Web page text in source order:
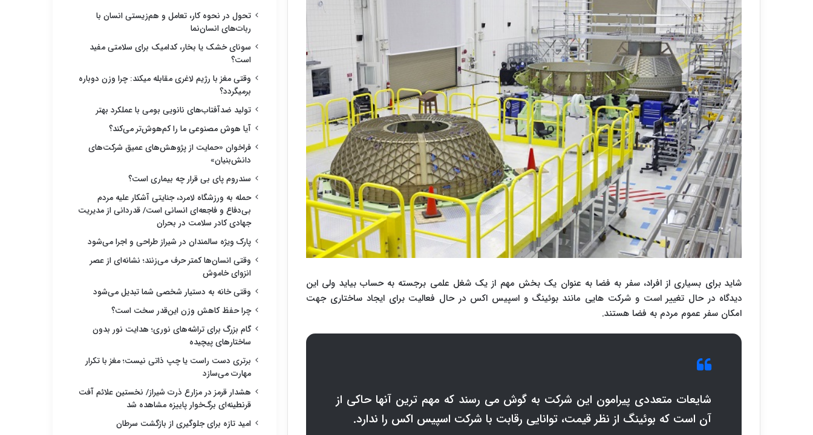
شاید برای بسیاری از افراد، سفر به فضا به عنوان یک بخش مهم از یک شغل علمی برجسته به حساب بیاید ولی این
دیدگاه در حال تغییر است و شرکت هایی مانند بوئینگ و اسپیس اکس در حال فعالیت برای ایجاد ساختاری جهت
امکان سفر عموم مردم به فضا هستند.
شایعات متعددی پیرامون این شرکت به گوش می رسند که مهم ترین آنها حاکی از
آن است که بوئینگ از نظر قیمت، توانایی رقابت با شرکت اسپیس اکس را ندارد.
تحول در نحوه کار، تعامل و هم‌زیستی انسان با
ربات‌های انسان‌نما
سونای خشک یا بخار، کدامیک برای سلامتی مفید
است؟
وقتی مغز با رژیم لاغری مقابله میکند: چرا وزن دوباره
برمیگردد؟
تولید ضدآفتاب‌های نانویی بومی با عملکرد بهتر
آیا هوش مصنوعی ما را کم‌هوش‌تر می‌کند؟
فراخوان «حمایت از پژوهش‌های عمیق شرکت‌های
دانش‌بنیان»
سندروم پای بی قرار چه بیماری است؟
حمله به ورزشگاه لامرد، جنایتی آشکار علیه مردم
بی‌دفاع و فاجعه‌ای انسانی است/ قدردانی از مدیریت
جهادی کادر سلامت در بحران
پارک ویژه سالمندان در شیراز طراحی و اجرا می‌شود
وقتی انسان‌ها کمتر حرف می‌زنند؛ نشانه‌ای از عصر
انزوای خاموش
وقتی خانه به دستیار شخصی شما تبدیل می‌شود
چرا حفظ کاهش وزن این‌قدر سخت است؟
گام بزرگ برای تراشه‌های نوری؛ هدایت نور بدون
ساختارهای پیچیده
برتری دست راست یا چپ ذاتی نیست؛ مغز با تکرار
مهارت می‌سازد
هشدار قرمز در مزارع ذرت شیراز/ نخستین علائم آفت
قرنطینه‌ای برگ‌خوار پاییزه مشاهده شد
امید تازه برای جلوگیری از بازگشت سرطان